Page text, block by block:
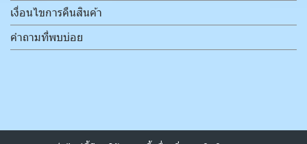
เงื่อนไขการคืนสินค้า
คำถามที่พบบ่อย